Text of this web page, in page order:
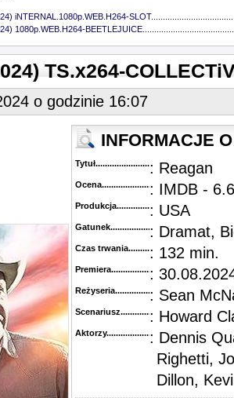
iNTERNAL.1080p.WEB.H264-SLOT
1080p.WEB.H264-BEETLEJUICE
TS.x264-
o godzinie 16:07
INFORMACJE
Tytuł............................................
: Reagan
Ocena.............................................
: IMDB -
Produkcja.........................................
: USA
Gatunek...........................................
: Dramat,
Czas trwania......................................
: 132 min.
Premiera..........................................
:
Reżyseria........................................
: Sean
Scenariusz........................................
: Howard
Aktorzy...........................................
: Dennis
Righetti,
Dillon,